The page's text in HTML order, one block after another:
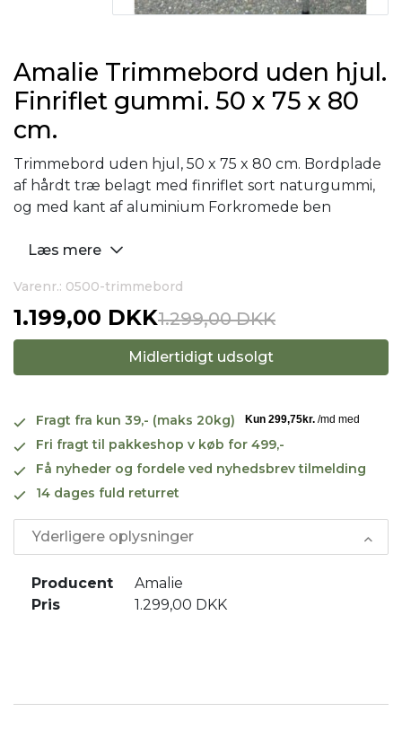
Amalie Trimmebord uden hjul.
Finriflet gummi. 50 x 75 x 80
cm.
Trimmebord uden hjul, 50 x 75 x 80 cm. Bordplade
af hårdt træ belagt med finriflet sort naturgummi,
og med kant af aluminium Forkromede ben
Læs mere
Varenr.: 0500-trimmebord
1.199,00 DKK1.299,00 DKK
Midlertidigt udsolgt
Fragt fra kun 39,- (maks 20kg)
Fri fragt til pakkeshop v køb for 499,-
Få nyheder og fordele ved nyhedsbrev tilmelding
14 dages fuld returret
Yderligere oplysninger
Producent
Amalie
Pris
1.299,00 DKK